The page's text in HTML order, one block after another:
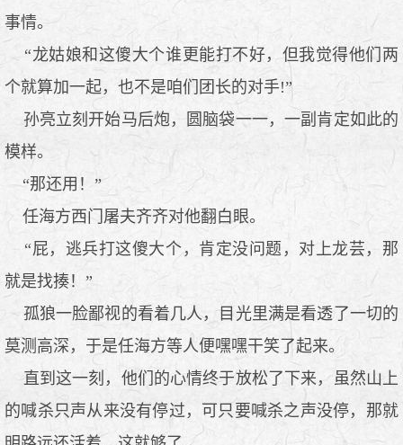
事情。
“龙姑娘和这傻大个谁更能打不好，但我觉得他们两
个就算加一起，也不是咱们团长的对手!”
孙亮立刻开始马后炮，圆脑袋一一，一副肯定如此的
模样。
“那还用！”
任海方西门屠夫齐齐对他翻白眼。
“屁，逃兵打这傻大个，肯定没问题，对上龙芸，那
就是找揍！”
孤狼一脸鄙视的看着几人，目光里满是看透了一切的
莫测高深，于是任海方等人便嘿嘿干笑了起来。
直到这一刻，他们的心情终于放松了下来，虽然山上
的喊杀只声从来没有停过，可只要喊杀之声没停，那就